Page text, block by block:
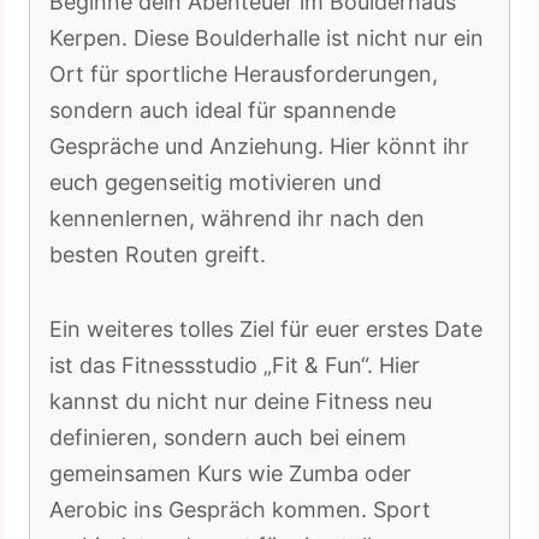
Kerpen. Diese Boulderhalle ist nicht nur ein
Ort für sportliche Herausforderungen,
sondern auch ideal für spannende
Gespräche und Anziehung. Hier könnt ihr
euch gegenseitig motivieren und
kennenlernen, während ihr nach den
besten Routen greift.
Ein weiteres tolles Ziel für euer erstes Date
ist das Fitnessstudio „Fit & Fun“. Hier
kannst du nicht nur deine Fitness neu
definieren, sondern auch bei einem
gemeinsamen Kurs wie Zumba oder
Aerobic ins Gespräch kommen. Sport